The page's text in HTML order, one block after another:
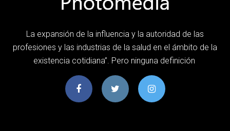
La expansión de la influencia y la autoridad de las
profesiones y las industrias de la salud en el ámbito de la
existencia cotidiana”. Pero ninguna definición